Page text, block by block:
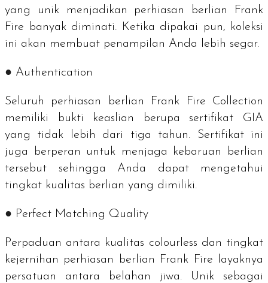
yang unik menjadikan perhiasan berlian Frank
Fire banyak diminati. Ketika dipakai pun, koleksi
ini akan membuat penampilan Anda lebih segar.
● Authentication
Seluruh perhiasan berlian Frank Fire Collection
memiliki bukti keaslian berupa sertifikat GIA
yang tidak lebih dari tiga tahun. Sertifikat ini
juga berperan untuk menjaga kebaruan berlian
tersebut sehingga Anda dapat mengetahui
tingkat kualitas berlian yang dimiliki.
● Perfect Matching Quality
Perpaduan antara kualitas colourless dan tingkat
kejernihan perhiasan berlian Frank Fire layaknya
persatuan antara belahan jiwa. Unik sebagai